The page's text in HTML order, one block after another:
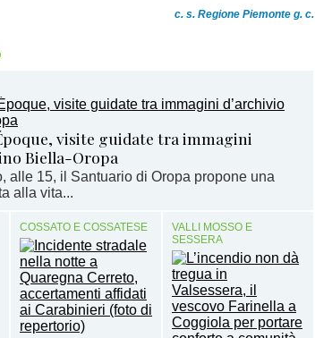
c. s. Regione Piemonte g. c.
visite guidate tra immagini
Biella-Oropa
alle 15, il Santuario di Oropa propone una
alla vita...
COSSATO E COSSATESE
VALLI MOSSO E
SESSERA